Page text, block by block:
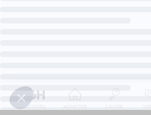
Accueil Acheter Louer